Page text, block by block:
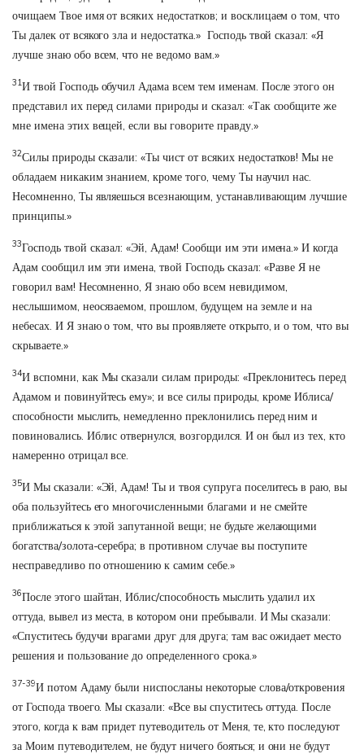
очищаем Твое имя от всяких недостатков; и восклицаем о том, что
Ты далек от всякого зла и недостатка.» Господь твой сказал: «Я
лучше знаю обо всем, что не ведомо вам.»
31И твой Господь обучил Адама всем тем именам. После этого он
представил их перед силами природы и сказал: «Так сообщите же
мне имена этих вещей, если вы говорите правду.»
32Силы природы сказали: «Ты чист от всяких недостатков! Мы не
обладаем никаким знанием, кроме того, чему Ты научил нас.
Несомненно, Ты являешься всезнающим, устанавливающим лучшие
принципы.»
33Господь твой сказал: «Эй, Адам! Сообщи им эти имена.» И когда
Адам сообщил им эти имена, твой Господь сказал: «Разве Я не
говорил вам! Несомненно, Я знаю обо всем невидимом,
неслышимом, неосязаемом, прошлом, будущем на земле и на
небесах. И Я знаю о том, что вы проявляете открыто, и о том, что вы
скрываете.»
34И вспомни, как Мы сказали силам природы: «Преклонитесь перед
Адамом и повинуйтесь ему»; и все силы природы, кроме Иблиса/
способности мыслить, немедленно преклонились перед ним и
повиновались. Иблис отвернулся, возгордился. И он был из тех, кто
намеренно отрицал все.
35И Мы сказали: «Эй, Адам! Ты и твоя супруга поселитесь в раю, вы
оба пользуйтесь его многочисленными благами и не смейте
приближаться к этой запутанной вещи; не будьте желающими
богатства/золота-серебра; в противном случае вы поступите
несправедливо по отношению к самим себе.»
36После этого шайтан, Иблис/способность мыслить удалил их
оттуда, вывел из места, в котором они пребывали. И Мы сказали:
«Спуститесь будучи врагами друг для друга; там вас ожидает место
решения и пользование до определенного срока.»
37-39И потом Адаму были ниспосланы некоторые слова/откровения
от Господа твоего. Мы сказали: «Все вы спуститесь оттуда. После
этого, когда к вам придет путеводитель от Меня, те, кто последуют
за Моим путеводителем, не будут ничего бояться; и они не будут